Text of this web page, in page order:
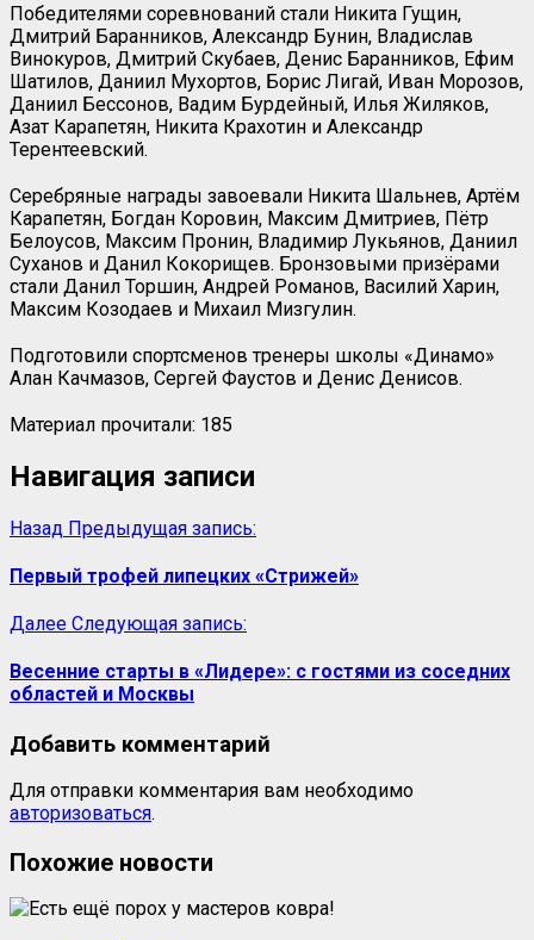
Победителями соревнований стали Никита Гущин,
Дмитрий Баранников, Александр Бунин, Владислав
Винокуров, Дмитрий Скубаев, Денис Баранников, Ефим
Шатилов, Даниил Мухортов, Борис Лигай, Иван Морозов,
Даниил Бессонов, Вадим Бурдейный, Илья Жиляков,
Азат Карапетян, Никита Крахотин и Александр
Терентеевский.
Серебряные награды завоевали Никита Шальнев, Артём
Карапетян, Богдан Коровин, Максим Дмитриев, Пётр
Белоусов, Максим Пронин, Владимир Лукьянов, Даниил
Суханов и Данил Кокорищев. Бронзовыми призёрами
стали Данил Торшин, Андрей Романов, Василий Харин,
Максим Козодаев и Михаил Мизгулин.
Подготовили спортсменов тренеры школы «Динамо»
Алан Качмазов, Сергей Фаустов и Денис Денисов.
Материал прочитали: 185
Навигация записи
Назад Предыдущая запись:
Первый трофей липецких «Стрижей»
Далее Следующая запись:
Весенние старты в «Лидере»: с гостями из соседних
областей и Москвы
Добавить комментарий
Для отправки комментария вам необходимо
авторизоваться.
Похожие новости